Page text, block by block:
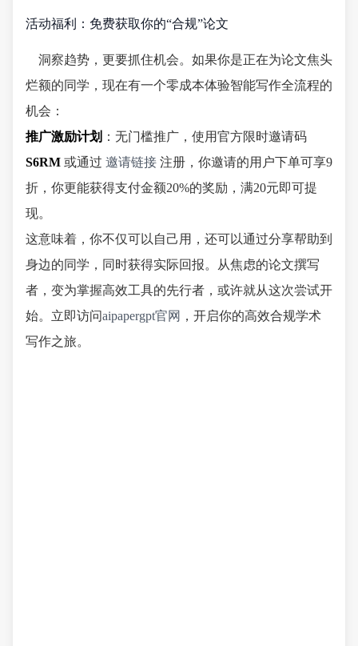
活动福利：免费获取你的“合规”论文
洞察趋势，更要抓住机会。如果你是正在为论文焦头
烂额的同学，现在有一个零成本体验智能写作全流程的
机会：
推广激励计划 ：无门槛推广，使用官方限时邀请码
S6RM 或通过 邀请链接 注册，你邀请的用户下单可享9
折，你更能获得支付金额20%的奖励，满20元即可提
现。
这意味着，你不仅可以自己用，还可以通过分享帮助到
身边的同学，同时获得实际回报。从焦虑的论文撰写
者，变为掌握高效工具的先行者，或许就从这次尝试开
始。立即访问aipapergpt官网 ，开启你的高效合规学术
写作之旅。